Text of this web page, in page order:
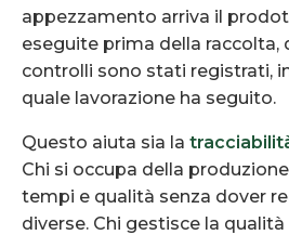
appezzamento arriva il
eseguite prima della
controlli sono stati registrati,
quale lavorazione ha seguito.
Questo aiuta sia la
Chi si occupa della
tempi e qualità senza dover
diverse. Chi gestisce la